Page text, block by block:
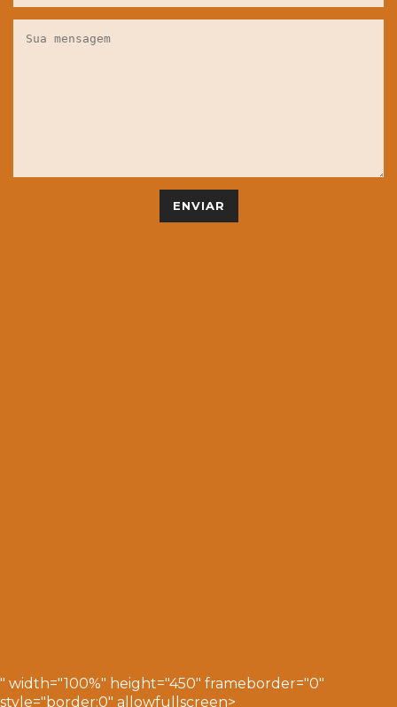
" width="100%" height="450" frameborder="0"
style="border:0" allowfullscreen>